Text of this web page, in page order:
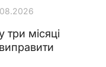
три місяці